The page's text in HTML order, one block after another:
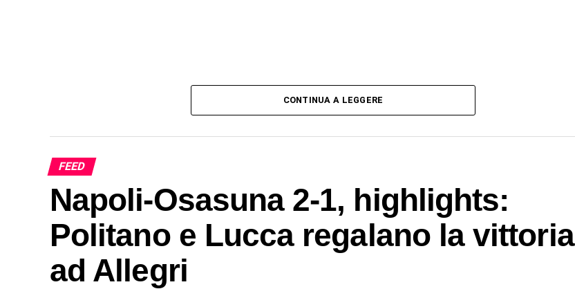
CONTINUA A LEGGERE
FEED
Napoli-Osasuna 2-1, highlights:
Politano e Lucca regalano la vittoria
ad Allegri